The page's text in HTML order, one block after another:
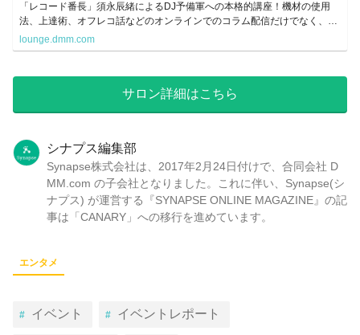
「レコード番長」須永辰緒によるDJ予備軍への本格的講座！機材の使用
法、上達術、オフレコ話などのオンラインでのコラム配信だけでなく、リ
アルな講習会やレコード屋への同行も。
lounge.dmm.com
サロン詳細はこちら
シナプス編集部
Synapse株式会社は、2017年2月24日付けで、合同会社 D
MM.com の子会社となりました。これに伴い、Synapse(シ
ナプス) が運営する『SYNAPSE ONLINE MAGAZINE』の記
事は「CANARY」への移行を進めています。
エンタメ
イベント イベントレポート